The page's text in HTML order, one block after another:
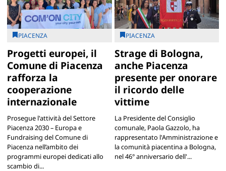
PIACENZA
Progetti europei, il
Comune di Piacenza
rafforza la
cooperazione
internazionale
Prosegue l'attività del Settore
Piacenza 2030 – Europa e
Fundraising del Comune di
Piacenza nell’ambito dei
programmi europei dedicati allo
scambio di...
PIACENZA
Strage di Bologna,
anche Piacenza
presente per onorare
il ricordo delle
vittime
La Presidente del Consiglio
comunale, Paola Gazzolo, ha
rappresentato l'Amministrazione e
la comunità piacentina a Bologna,
nel 46° anniversario dell'...